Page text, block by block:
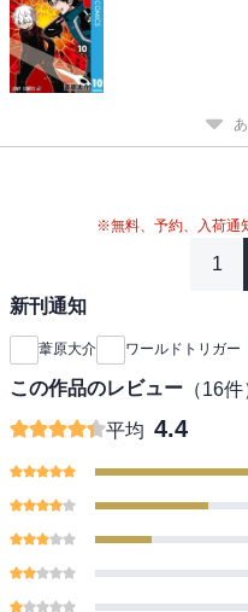
※無料、予約、入荷通
1
新刊通知
葦原大介 ワールドトリガー
この作品のレビュー （16件
平均 4.4